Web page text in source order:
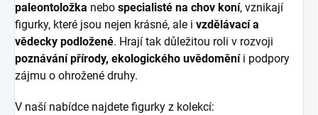
paleontoložka nebo specialisté na chov koní, vznikají
figurky, které jsou nejen krásné, ale i vzdělávací a
vědecky podložené. Hrají tak důležitou roli v rozvoji
poznávání přírody, ekologického uvědoměníi podpory
zájmu o ohrožené druhy.
V naší nabídce najdete figurky z kolekcí: